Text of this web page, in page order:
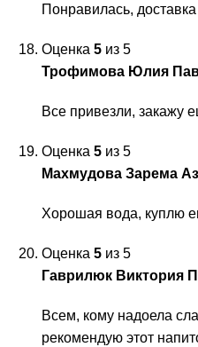
Понравилась,
Оценка 5 из 5
Трофимова Юлия
Все привезли, закажу
Оценка 5 из 5
Махмудова Зарема
Хорошая вода, куплю
Оценка 5 из 5
Гаврилюк Виктория
Всем, кому надоела
рекомендую этот